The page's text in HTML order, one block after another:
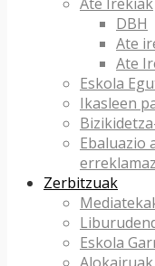
DBH
Ate
Ate
Eskola
Ikasleen
Ebaluazio
Zerbitzuak
Eskola